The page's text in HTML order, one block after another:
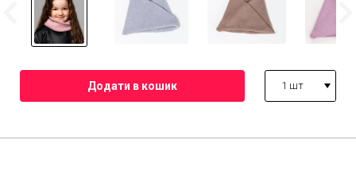
1 шт